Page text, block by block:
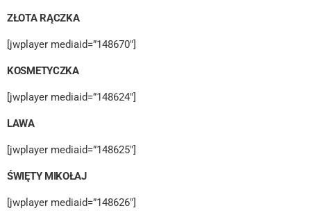
ZŁOTA RĄCZKA
[jwplayer mediaid=”148670″]
KOSMETYCZKA
[jwplayer mediaid=”148624″]
LAWA
[jwplayer mediaid=”148625″]
ŚWIĘTY MIKOŁAJ
[jwplayer mediaid=”148626″]